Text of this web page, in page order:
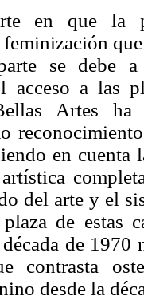
en que la
se debe a
acceso a las
Artes ha
en cuenta
del arte y el
de estas
de 1970
contrasta
desde la